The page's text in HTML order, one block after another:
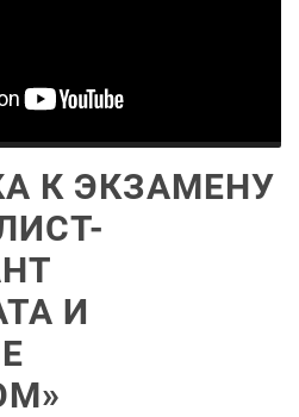
К ЭКЗАМЕНУ
И